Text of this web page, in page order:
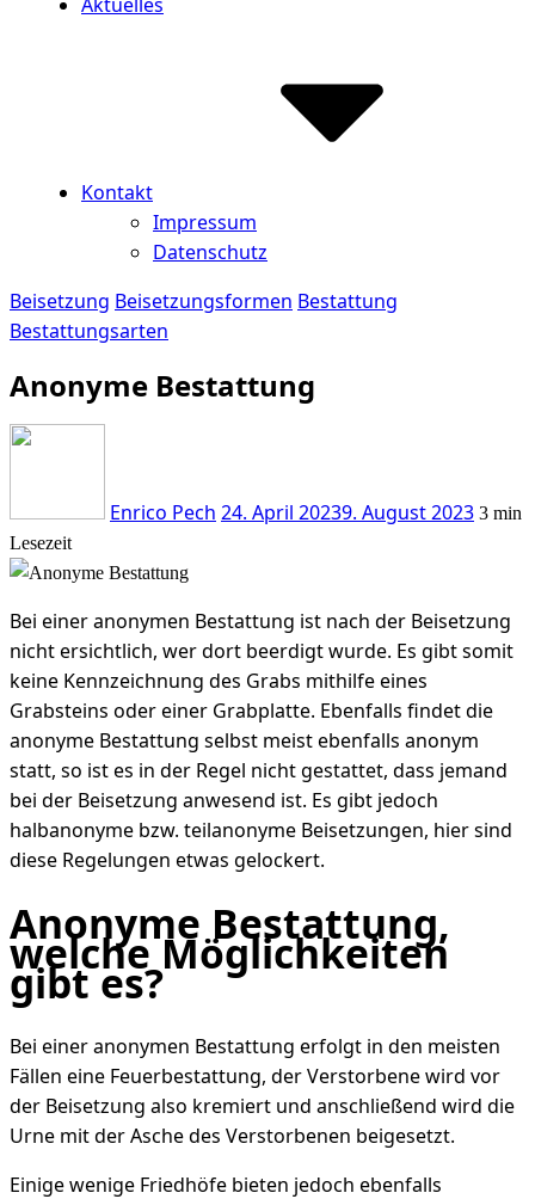
Kontakt
Impressum
Datenschutz
Beisetzung Beisetzungsformen Bestattung
Bestattungsarten
Anonyme Bestattung
Enrico Pech 24. April 20239. August 2023 3 min
Lesezeit
Bei einer anonymen Bestattung ist nach der Beisetzung
nicht ersichtlich, wer dort beerdigt wurde. Es gibt somit
keine Kennzeichnung des Grabs mithilfe eines
Grabsteins oder einer Grabplatte. Ebenfalls findet die
anonyme Bestattung selbst meist ebenfalls anonym
statt, so ist es in der Regel nicht gestattet, dass jemand
bei der Beisetzung anwesend ist. Es gibt jedoch
halbanonyme bzw. teilanonyme Beisetzungen, hier sind
diese Regelungen etwas gelockert.
Anonyme Bestattung,
welche Möglichkeiten
gibt es?
Bei einer anonymen Bestattung erfolgt in den meisten
Fällen eine Feuerbestattung, der Verstorbene wird vor
der Beisetzung also kremiert und anschließend wird die
Urne mit der Asche des Verstorbenen beigesetzt.
Einige wenige Friedhöfe bieten jedoch ebenfalls